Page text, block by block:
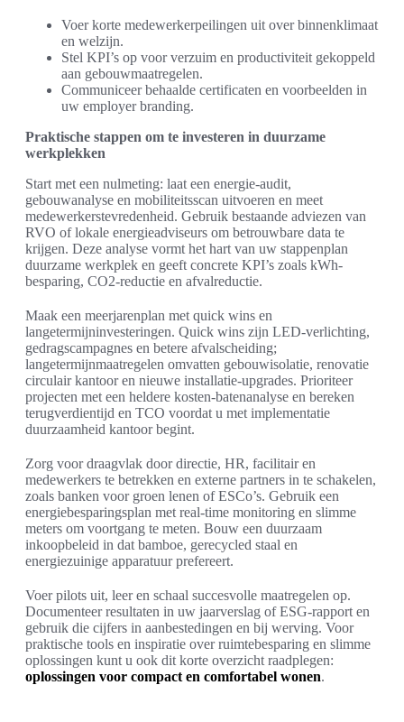
Voer korte medewerkerpeilingen uit over binnenklimaat
en welzijn.
Stel KPI’s op voor verzuim en productiviteit gekoppeld
aan gebouwmaatregelen.
Communiceer behaalde certificaten en voorbeelden in
uw employer branding.
Praktische stappen om te investeren in duurzame
werkplekken
Start met een nulmeting: laat een energie-audit,
gebouwanalyse en mobiliteitsscan uitvoeren en meet
medewerkerstevredenheid. Gebruik bestaande adviezen van
RVO of lokale energieadviseurs om betrouwbare data te
krijgen. Deze analyse vormt het hart van uw stappenplan
duurzame werkplek en geeft concrete KPI’s zoals kWh-
besparing, CO2-reductie en afvalreductie.
Maak een meerjarenplan met quick wins en
langetermijninvesteringen. Quick wins zijn LED-verlichting,
gedragscampagnes en betere afvalscheiding;
langetermijnmaatregelen omvatten gebouwisolatie, renovatie
circulair kantoor en nieuwe installatie-upgrades. Prioriteer
projecten met een heldere kosten-batenanalyse en bereken
terugverdientijd en TCO voordat u met implementatie
duurzaamheid kantoor begint.
Zorg voor draagvlak door directie, HR, facilitair en
medewerkers te betrekken en externe partners in te schakelen,
zoals banken voor groen lenen of ESCo’s. Gebruik een
energiebesparingsplan met real-time monitoring en slimme
meters om voortgang te meten. Bouw een duurzaam
inkoopbeleid in dat bamboe, gerecycled staal en
energiezuinige apparatuur prefereert.
Voer pilots uit, leer en schaal succesvolle maatregelen op.
Documenteer resultaten in uw jaarverslag of ESG-rapport en
gebruik die cijfers in aanbestedingen en bij werving. Voor
praktische tools en inspiratie over ruimtebesparing en slimme
oplossingen kunt u ook dit korte overzicht raadplegen:
oplossingen voor compact en comfortabel wonen.